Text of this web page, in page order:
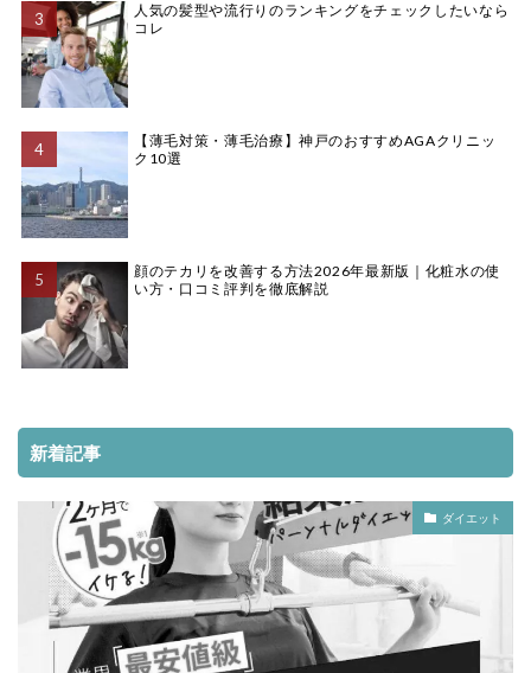
人気の髪型や流行りのランキングをチェックしたいなら
コレ
【薄毛対策・薄毛治療】神戸のおすすめAGAクリニッ
ク10選
顔のテカリを改善する方法2026年最新版｜化粧水の使
い方・口コミ評判を徹底解説
新着記事
ダイエット